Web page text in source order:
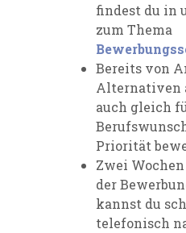
findest du in
zum Thema
Bereits von
Alternativen
auch gleich
Priorität
Zwei
der
kannst du
telefonisch